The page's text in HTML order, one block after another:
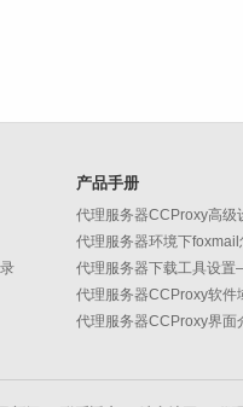
产品手册
代理服务器环境下
代理服务器CCProxy软件
代理服务器CCProxy界面